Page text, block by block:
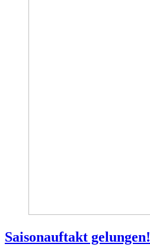
Saisonauftakt gelungen!